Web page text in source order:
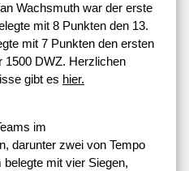
Wachsmuth war der erste
mit 8 Punkten den 13.
mit 7 Punkten den ersten
1500 DWZ. Herzlichen
gibt es hier.
im
darunter zwei von Tempo
mit vier Siegen,